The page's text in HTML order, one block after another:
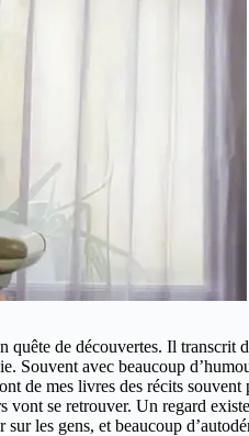
de découvertes. Il transcrit
Souvent avec beaucoup
de mes livres des récits souvent
se retrouver. Un regard
les gens, et beaucoup